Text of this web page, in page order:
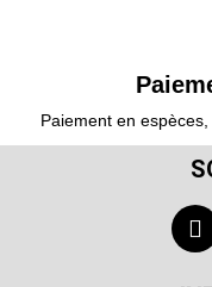
Paiement en